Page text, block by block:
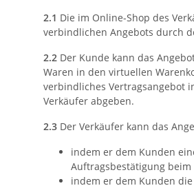
2.1 Die im Online-Shop des
verbindlichen Angebots durch
2.2 Der Kunde kann das
Waren in den virtuellen
verbindliches Vertragsangebot
Verkäufer abgeben.
2.3 Der Verkäufer kann das
indem er dem Kunden
Auftragsbestätigung
indem er dem Kunden